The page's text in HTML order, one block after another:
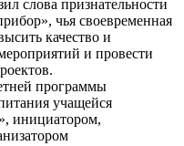
слова признательности
чья своевременная
качество и
и провести
программы
учащейся
инициатором,